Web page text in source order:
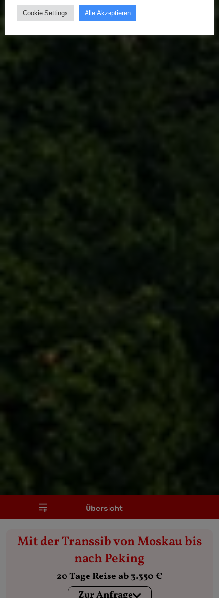
Übersicht
Mit der Transsib von Moskau bis
nach Peking
20 Tage Reise ab 3.350 €
Zur Anfrage
Cookie Settings Alle Akzeptieren